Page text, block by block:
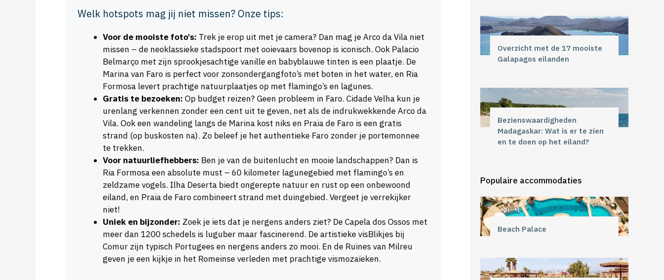
Welk hotspots mag jij niet missen? Onze tips:
Voor de mooiste foto’s: Trek je erop uit met je camera? Dan mag je Arco da Vila niet
missen – de neoklassieke stadspoort met ooievaars bovenop is iconisch. Ook Palacio
Belmarço met zijn sprookjesachtige vanille en babyblauwe tinten is een plaatje. De
Marina van Faro is perfect voor zonsondergangfoto’s met boten in het water, en Ria
Formosa levert prachtige natuurplaatjes op met flamingo’s en lagunes.
Gratis te bezoeken: Op budget reizen? Geen probleem in Faro. Cidade Velha kun je
urenlang verkennen zonder een cent uit te geven, net als de indrukwekkende Arco da
Vila. Ook een wandeling langs de Marina kost niks en Praia de Faro is een gratis
strand (op buskosten na). Zo beleef je het authentieke Faro zonder je portemonnee
te trekken.
Voor natuurliefhebbers: Ben je van de buitenlucht en mooie landschappen? Dan is
Ria Formosa een absolute must – 60 kilometer lagunegebied met flamingo’s en
zeldzame vogels. Ilha Deserta biedt ongerepte natuur en rust op een onbewoond
eiland, en Praia de Faro combineert strand met duingebied. Vergeet je verrekijker
niet!
Uniek en bijzonder: Zoek je iets dat je nergens anders ziet? De Capela dos Ossos met
meer dan 1200 schedels is luguber maar fascinerend. De artistieke visBlikjes bij
Comur zijn typisch Portugees en nergens anders zo mooi. En de Ruïnes van Milreu
geven je een kijkje in het Romeinse verleden met prachtige vismozaïeken.
Overzicht met de 17 mooiste
Galapagos eilanden
Bezienswaardigheden
Madagaskar: Wat is er te zien
en te doen op het eiland?
Populaire accommodaties
Beach Palace